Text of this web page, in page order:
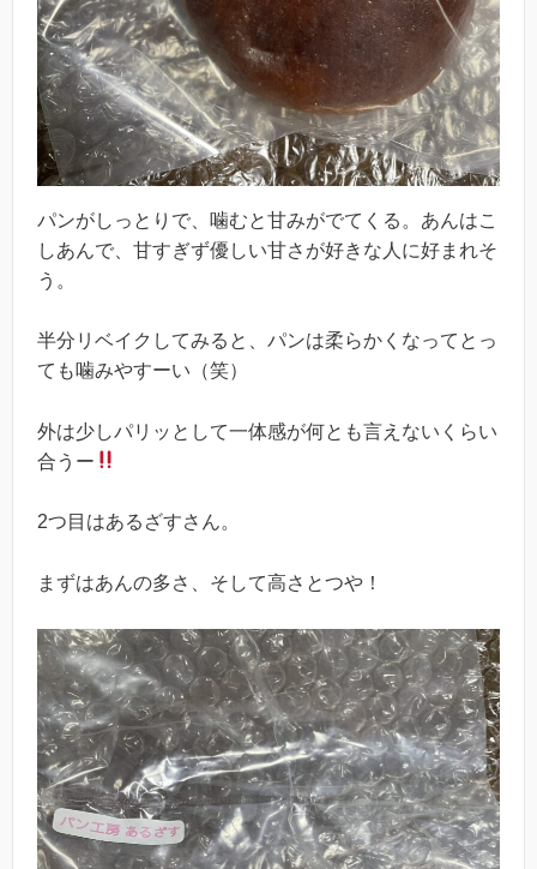
パンがしっとりで、噛むと甘みがでてくる。あんはこ
しあんで、甘すぎず優しい甘さが好きな人に好まれそ
う。
半分リベイクしてみると、パンは柔らかくなってとっ
ても噛みやすーい（笑）
外は少しパリッとして一体感が何とも言えないくらい
合うー
2つ目はあるざすさん。
まずはあんの多さ、そして高さとつや！